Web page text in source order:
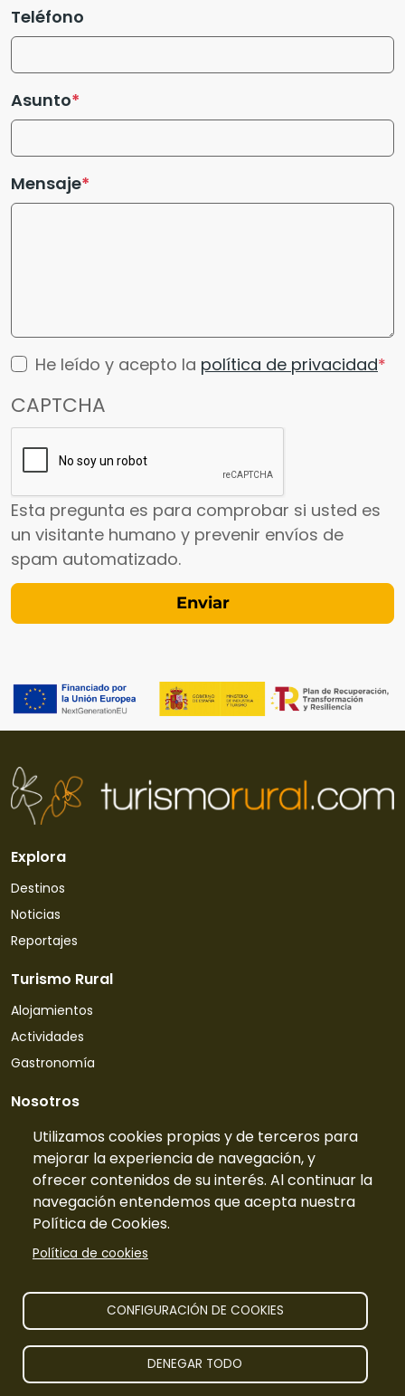
Teléfono
Asunto
Mensaje
He leído y acepto la política de privacidad
CAPTCHA
Esta pregunta es para comprobar si usted es
un visitante humano y prevenir envíos de
spam automatizado.
Utilizamos cookies propias y de terceros para
mejorar la experiencia de navegación, y
ofrecer contenidos de su interés. Al continuar la
navegación entendemos que acepta nuestra
Política de Cookies.
Política de cookies
CONFIGURACIÓN DE COOKIES
DENEGAR TODO
Explora
Destinos
Noticias
Reportajes
Turismo Rural
Alojamientos
Actividades
Gastronomía
Nosotros
Quiénes somos
Contacto
Tarifas
Preguntas frecuentes
Información
Aviso legal